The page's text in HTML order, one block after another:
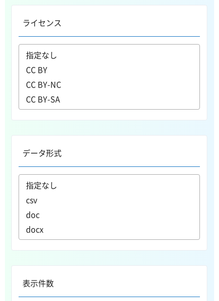
ライセンス
データ形式
表示件数